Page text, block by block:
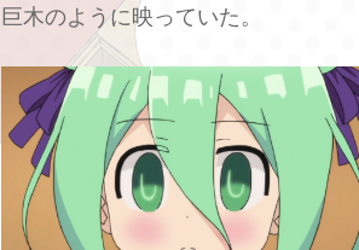
巨木のように映っていた。